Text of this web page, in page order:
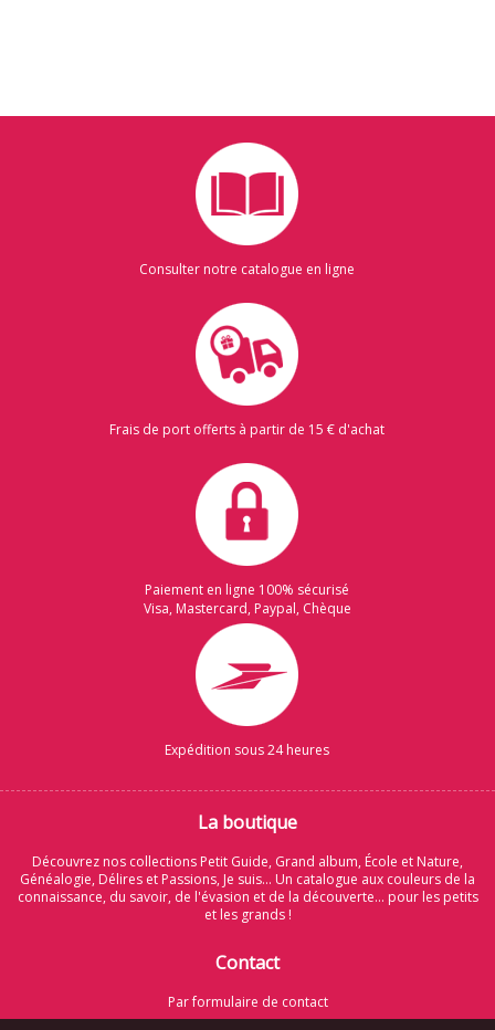
Consulter notre catalogue en ligne
Frais de port offerts à partir de 15 € d'achat
Paiement en ligne 100% sécurisé
Visa, Mastercard, Paypal, Chèque
Expédition sous 24 heures
La boutique
Découvrez nos collections Petit Guide, Grand album, École et Nature,
Généalogie, Délires et Passions, Je suis... Un catalogue aux couleurs de la
connaissance, du savoir, de l'évasion et de la découverte... pour les petits
et les grands !
Contact
Par formulaire de contact